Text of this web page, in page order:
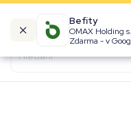
Befity
OMAX Holding
Zdarma - v
Kalorické